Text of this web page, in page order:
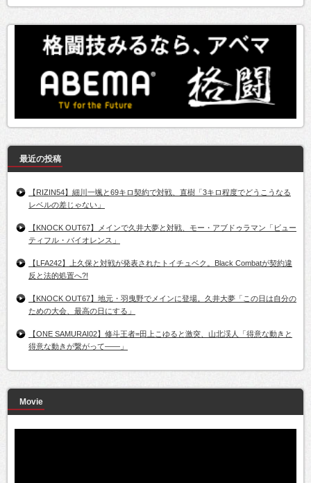
最近の投稿
【RIZIN54】細川一颯と69キロ契約で対戦、直樹「3キロ程度でどうこうなる
レベルの差じゃない」
【KNOCK OUT67】メインで久井大夢と対戦、モー・アブドゥラマン「ビュー
ティフル・バイオレンス」
【LFA242】上久保と対戦が発表されたトイチュベク。Black Combatが契約違
反と法的処置へ?!
【KNOCK OUT67】地元・羽曳野でメインに登場。久井大夢「この日は自分の
ための大会、最高の日にする」
【ONE SAMURAI02】修斗王者=田上こゆると激突、山北渓人「得意な動きと
得意な動きが繋がって――」
Movie